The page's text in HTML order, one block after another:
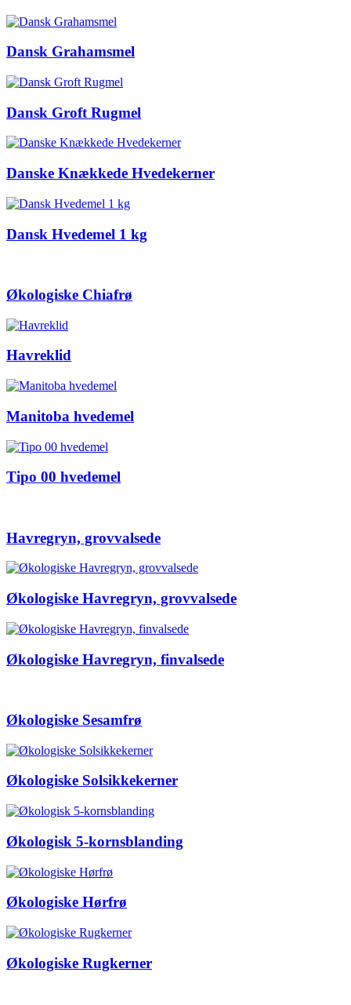
Dansk Grahamsmel
Dansk Groft Rugmel
Danske Knækkede Hvedekerner
Dansk Hvedemel 1 kg
Økologiske Chiafrø
Havreklid
Manitoba hvedemel
Tipo 00 hvedemel
Havregryn, grovvalsede
Økologiske Havregryn, grovvalsede
Økologiske Havregryn, finvalsede
Økologiske Sesamfrø
Økologiske Solsikkekerner
Økologisk 5-kornsblanding
Økologiske Hørfrø
Økologiske Rugkerner